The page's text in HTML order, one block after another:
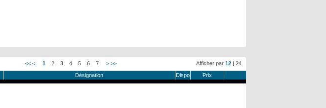
Afficher par 12 | 24
<< < 1 2 3 4 5 6 7 > >>
Désignation Dispo Prix